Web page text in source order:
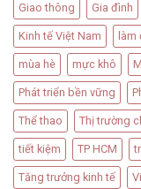
Giao thông Gia đình
Kinh tế Việt Nam làm
mùa hè mực khô
Phát triển bền vững
Thể thao Thị trường
tiết kiệm TP HCM
Tăng trưởng kinh tế